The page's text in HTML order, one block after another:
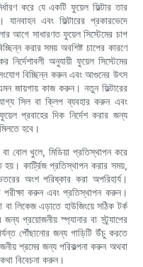
করে যে একটি ফুয়েল ফিল্টার তার
এবং ফিল্টারের প্রকারভেদে
আগে সাধারণত ফুয়েল সিস্টেমের চাপ
করার সময় অবশিষ্ট চাপের কারণে
অনুযায়ী ফুয়েল সিস্টেমের
বিচ্ছিন্ন করুন এবং আগুনের উৎস
জায়গায় কাজ করুন। নতুন ফিল্টারের
সিল বা ক্লিপ ব্যবহার করুন এবং
প্রবাহের দিক নির্দেশ করার জন্য
হবে।
বা বোল খুলে, মিডিয়া প্রতিস্থাপন করে
কার্ট্রিজ প্রতিস্থাপন করার সময়,
অংশ পরিষ্কার করা অপরিহার্য।
করুন এবং প্রতিস্থাপন করুন।
বা লিকেজ এড়াতে হাউজিংয়ে সঠিক টর্ক
প্রয়োজনীয় স্প্যানার বা স্ট্র্যাপের
পৌঁছানোর জন্য গাড়িটি উঁচু করতে
শ্রমের জন্য পরিকল্পনা করুন অথবা
বিবেচনা করুন।